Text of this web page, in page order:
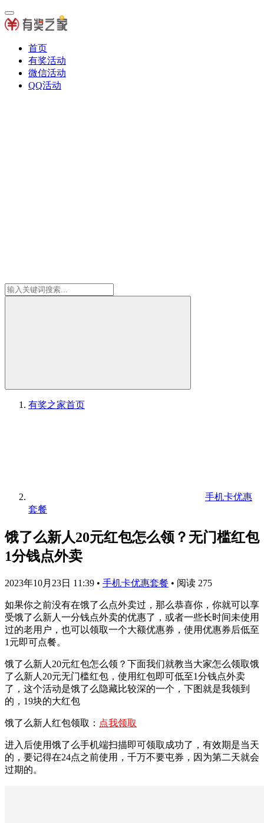
首页
有奖活动
微信活动
QQ活动
有奖之家首页
手机卡优惠
套餐
饿了么新人20元红包怎么领？无门槛红包
1分钱点外卖
2023年10月23日 11:39 • 手机卡优惠套餐 • 阅读 275
如果你之前没有在饿了么点外卖过，那么恭喜你，你就可以享
受饿了么新人一分钱点外卖的优惠了，或者一些长时间未使用
过的老用户，也可以领取一个大额优惠券，使用优惠券后低至
1元即可点餐。
饿了么新人20元红包怎么领？下面我们就教当大家怎么领取饿
了么新人20元无门槛红包，使用红包即可低至1分钱点外卖
了，这个活动是饿了么隐藏比较深的一个，下图就是我领到
的，19块的大红包
饿了么新人红包领取： 点我领取
进入后使用饿了么手机端扫描即可领取成功了，有效期是当天
的，要记得在24点之前使用，千万不要屯券，因为第二天就会
过期的。